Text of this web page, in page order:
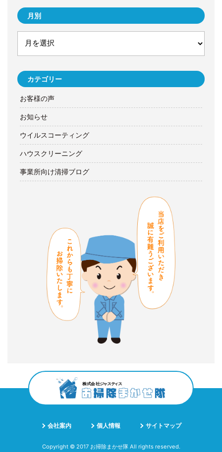
月別
カテゴリー
お客様の声
お知らせ
ウイルスコーティング
ハウスクリーニング
事業所向け清掃ブログ
会社案内 個人情報 サイトマップ
Copyright © 2017 お掃除まかせ隊 All rights reserved.